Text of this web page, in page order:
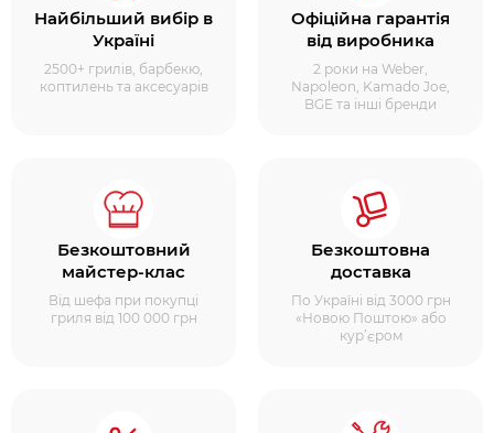
Найбільший вибір в
Україні
2500+ грилів, барбекю,
коптилень та аксесуарів
Офіційна гарантія
від виробника
2 роки на Weber,
Napoleon, Kamado Joe,
BGE та інші бренди
Безкоштовний
майстер-клас
Від шефа при покупці
гриля від 100 000 грн
Безкоштовна
доставка
По Україні від 3000 грн
«Новою Поштою» або
кур’єром